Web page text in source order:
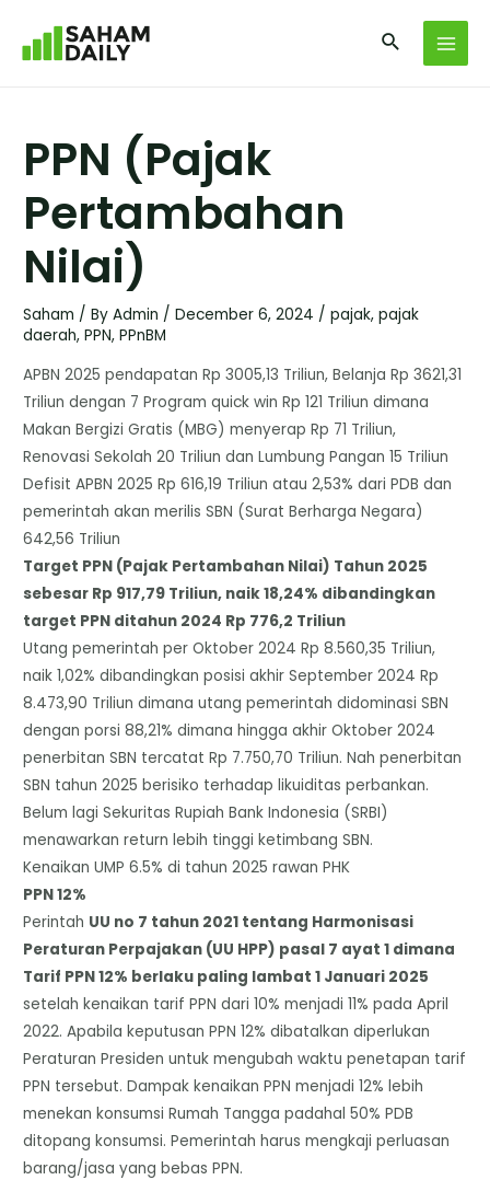
PPN (Pajak
Pertambahan
Nilai)
Saham / ByAdmin /December 6, 2024 /pajak,pajak
daerah,PPN,PPnBM
APBN 2025 pendapatan Rp 3005,13 Triliun, Belanja Rp 3621,31
Triliun dengan 7 Program quick win Rp 121 Triliun dimana
Makan Bergizi Gratis (MBG) menyerap Rp 71 Triliun,
Renovasi Sekolah 20 Triliun dan Lumbung Pangan 15 Triliun
Defisit APBN 2025 Rp 616,19 Triliun atau 2,53% dari PDB dan
pemerintah akan merilis SBN (Surat Berharga Negara)
642,56 Triliun
Target PPN (Pajak Pertambahan Nilai) Tahun 2025
sebesar Rp 917,79 Triliun, naik 18,24% dibandingkan
target PPN ditahun 2024 Rp 776,2 Triliun
Utang pemerintah per Oktober 2024 Rp 8.560,35 Triliun,
naik 1,02% dibandingkan posisi akhir September 2024 Rp
8.473,90 Triliun dimana utang pemerintah didominasi SBN
dengan porsi 88,21% dimana hingga akhir Oktober 2024
penerbitan SBN tercatat Rp 7.750,70 Triliun. Nah penerbitan
SBN tahun 2025 berisiko terhadap likuiditas perbankan.
Belum lagi Sekuritas Rupiah Bank Indonesia (SRBI)
menawarkan return lebih tinggi ketimbang SBN.
Kenaikan UMP 6.5% di tahun 2025 rawan PHK
PPN 12%
Perintah UU no 7 tahun 2021 tentang Harmonisasi
Peraturan Perpajakan (UU HPP) pasal 7 ayat 1 dimana
Tarif PPN 12% berlaku paling lambat 1 Januari 2025
setelah kenaikan tarif PPN dari 10% menjadi 11% pada April
2022. Apabila keputusan PPN 12% dibatalkan diperlukan
Peraturan Presiden untuk mengubah waktu penetapan tarif
PPN tersebut. Dampak kenaikan PPN menjadi 12% lebih
menekan konsumsi Rumah Tangga padahal 50% PDB
ditopang konsumsi. Pemerintah harus mengkaji perluasan
barang/jasa yang bebas PPN.